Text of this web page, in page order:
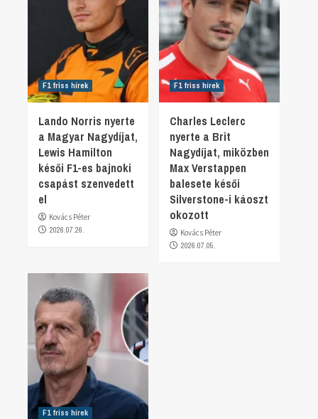
F1 friss hírek
Lando Norris nyerte
a Magyar Nagydíjat,
Lewis Hamilton
késői F1-es bajnoki
csapást szenvedett
el
Kovács Péter
2026.07.26.
F1 friss hírek
Charles Leclerc
nyerte a Brit
Nagydíjat, miközben
Max Verstappen
balesete késői
Silverstone-i káoszt
okozott
Kovács Péter
2026.07.05.
F1 friss hírek